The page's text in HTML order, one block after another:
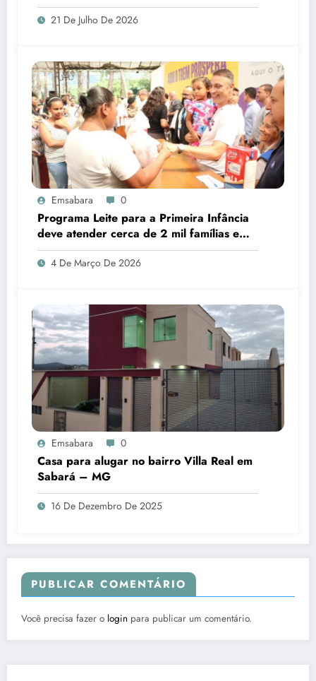
21 De Julho De 2026
Emsabara 0
Programa Leite para a Primeira Infância
deve atender cerca de 2 mil famílias em
Sabará
4 De Março De 2026
Emsabara 0
Casa para alugar no bairro Villa Real em
Sabará – MG
16 De Dezembro De 2025
PUBLICAR COMENTÁRIO
Você precisa fazer o login para publicar um comentário.